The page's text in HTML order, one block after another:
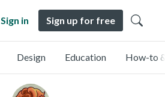
Sign in Sign up for free
Design Education How-to